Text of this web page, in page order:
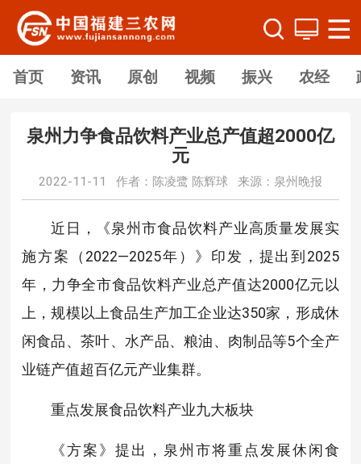
首页 资讯 原创 视频 振兴 农经
泉州力争食品饮料产业总产值超2000亿
元
2022-11-11 作者：陈凌鹭 陈辉球 来源：泉州晚报
近日，《泉州市食品饮料产业高质量发展实
施方案（2022—2025年）》印发，提出到2025
年，力争全市食品饮料产业总产值达2000亿元以
上，规模以上食品生产加工企业达350家，形成休
闲食品、茶叶、水产品、粮油、肉制品等5个全产
业链产值超百亿元产业集群。
重点发展食品饮料产业九大板块
《方案》提出，泉州市将重点发展休闲食